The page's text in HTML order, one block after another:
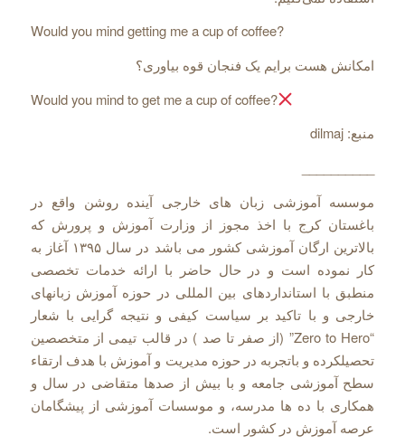
Would you mind getting me a cup of coffee?
امکانش هست برایم یک فنجان قوه بیاوری؟
Would you mind to get me a cup of coffee?
منبع: dilmaj
موسسه آموزشی زبان های خارجی آینده روشن واقع در
باغستان کرج با اخذ مجوز از وزارت آموزش و پرورش که
بالاترین ارگان آموزشی کشور می باشد در سال ۱۳۹۵ آغاز به
کار نموده است و در حال حاضر با ارائه خدمات تخصصی
منطبق با استانداردهای بین المللی در حوزه آموزش زبانهای
خارجی و با تاکید بر سیاست کیفی و نتیجه گرایی با شعار
“Zero to Hero” (از صفر تا صد ) در قالب تیمی از متخصصین
تحصیلکرده و باتجربه در حوزه مدیریت و آموزش با هدف ارتقاء
سطح آموزشی جامعه و با بیش از صدها متقاضی در سال و
همکاری با ده ها مدرسه، و موسسات آموزشی از پیشگامان
عرصه آموزش در کشور است.